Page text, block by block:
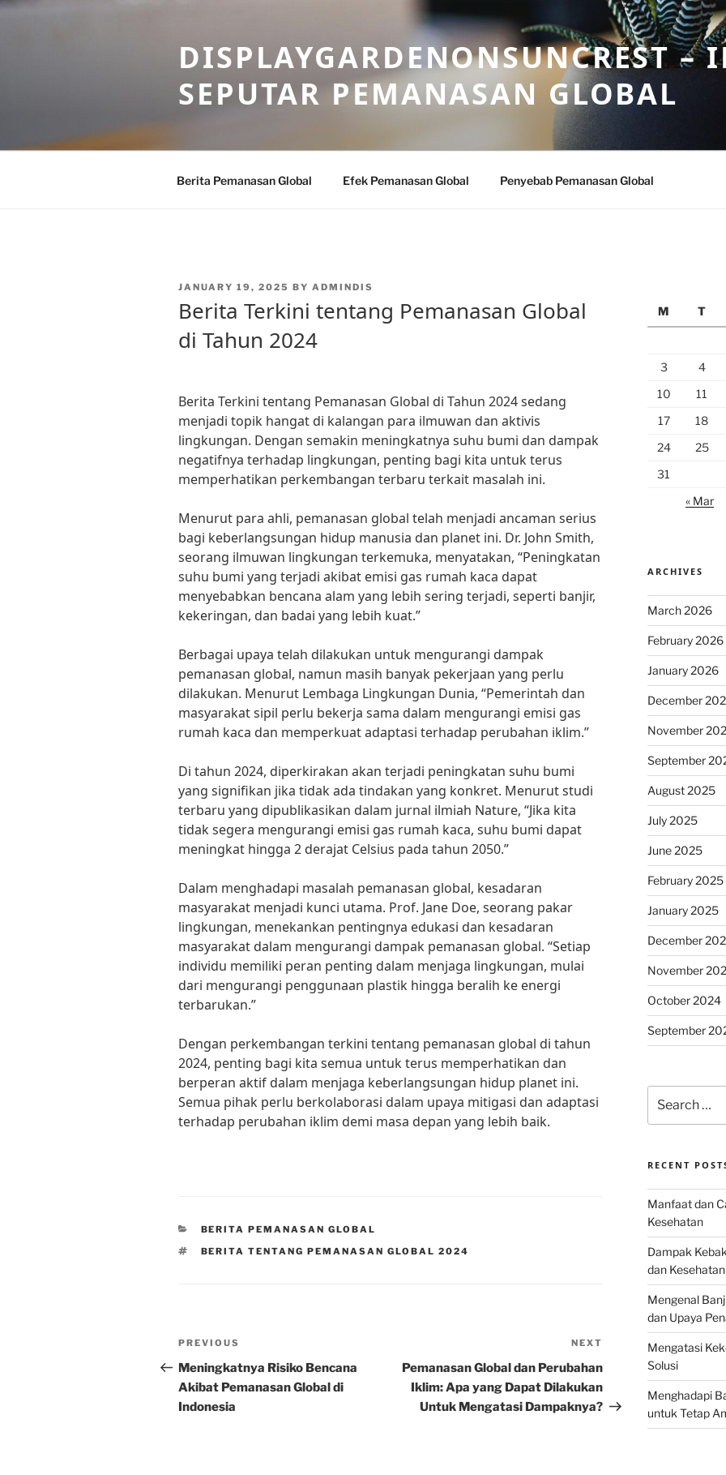
Skip
DISPLAYGARDENONSUNCREST –
SEPUTAR PEMANASAN GLOBAL
Berita Pemanasan Global Efek Pemanasan Global Penyebab Pemanasan Global
POSTED
JANUARY 19, 2025 BY ADMINDIS
Berita Terkini tentang Pemanasan Global
di Tahun 2024
Berita Terkini tentang Pemanasan Global di Tahun 2024 sedang
menjadi topik hangat di kalangan para ilmuwan dan aktivis
lingkungan. Dengan semakin meningkatnya suhu bumi dan dampak
negatifnya terhadap lingkungan, penting bagi kita untuk terus
memperhatikan perkembangan terbaru terkait masalah ini.
Menurut para ahli, pemanasan global telah menjadi ancaman serius
bagi keberlangsungan hidup manusia dan planet ini. Dr. John Smith,
seorang ilmuwan lingkungan terkemuka, menyatakan, “Peningkatan
suhu bumi yang terjadi akibat emisi gas rumah kaca dapat
menyebabkan bencana alam yang lebih sering terjadi, seperti banjir,
kekeringan, dan badai yang lebih kuat.”
Berbagai upaya telah dilakukan untuk mengurangi dampak
pemanasan global, namun masih banyak pekerjaan yang perlu
dilakukan. Menurut Lembaga Lingkungan Dunia, “Pemerintah dan
masyarakat sipil perlu bekerja sama dalam mengurangi emisi gas
rumah kaca dan memperkuat adaptasi terhadap perubahan iklim.”
Di tahun 2024, diperkirakan akan terjadi peningkatan suhu bumi
yang signifikan jika tidak ada tindakan yang konkret. Menurut studi
terbaru yang dipublikasikan dalam jurnal ilmiah Nature, “Jika kita
tidak segera mengurangi emisi gas rumah kaca, suhu bumi dapat
meningkat hingga 2 derajat Celsius pada tahun 2050.”
Dalam menghadapi masalah pemanasan global, kesadaran
masyarakat menjadi kunci utama. Prof. Jane Doe, seorang pakar
lingkungan, menekankan pentingnya edukasi dan kesadaran
masyarakat dalam mengurangi dampak pemanasan global. “Setiap
individu memiliki peran penting dalam menjaga lingkungan, mulai
dari mengurangi penggunaan plastik hingga beralih ke energi
terbarukan.”
Dengan perkembangan terkini tentang pemanasan global di tahun
2024, penting bagi kita semua untuk terus memperhatikan dan
berperan aktif dalam menjaga keberlangsungan hidup planet ini.
Semua pihak perlu berkolaborasi dalam upaya mitigasi dan adaptasi
terhadap perubahan iklim demi masa depan yang lebih baik.
CATEGORIES
BERITA PEMANASAN GLOBAL
TAGS
BERITA TENTANG PEMANASAN GLOBAL 2024
Post
navigation
Previous
Post
PREVIOUS
Meningkatnya Risiko Bencana
Akibat Pemanasan Global di
Indonesia
Post
NEXT
Pemanasan Global dan Perubahan
Iklim: Apa yang Dapat Dilakukan
Untuk Mengatasi Dampaknya?
M
T
3
4
10
11
17
18
24
25
31
« Mar
ARCHIVES
March 2026
February 2026
January 2026
December
November
September
August 2025
July 2025
June 2025
February 2025
January 2025
December
November
October 2024
September
for:
RECENT
Manfaat dan
Kesehatan
Dampak
dan
Mengenal
dan Upaya
Mengatasi
Solusi
Menghadapi
untuk Tetap